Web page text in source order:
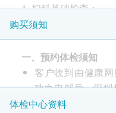
2 重点项目
超声波检查 重点项目
上腹腔超声波:肝
上腹腔超声波:胰
1. 妇科基础检查；
2. 白带常规检查；
3. 薄层细胞学检测；
4. 人类乳头瘤病毒16
5. 子宫及双附件超声
体检注意事项
购买须知
一、预约体检须知
客户收到由健康
功之电邮后，深
作天的办公时间内
体检中心资料